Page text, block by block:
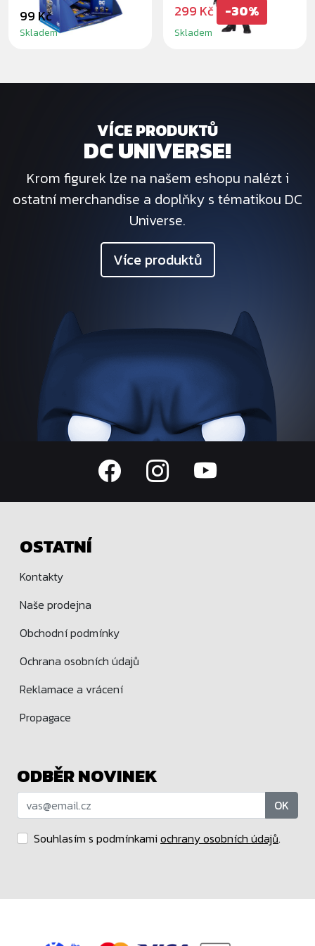
99 Kč
Skladem
299 Kč -30%
Skladem
VÍCE PRODUKTŮ
DC UNIVERSE!
Krom figurek lze na našem eshopu nalézt i
ostatní merchandise a doplňky s tématikou DC
Universe.
Více produktů
OSTATNÍ
Kontakty
Naše prodejna
Obchodní podmínky
Ochrana osobních údajů
Reklamace a vrácení
Propagace
ODBĚR NOVINEK
OK
Souhlasím s podmínkami ochrany osobních údajů.